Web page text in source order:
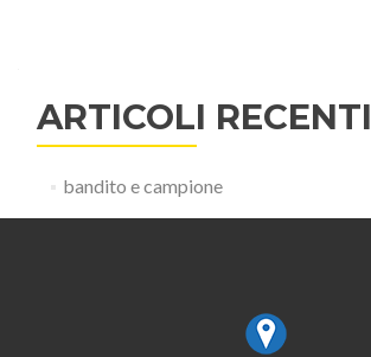
ARTICOLI RECENTI
bandito e campione